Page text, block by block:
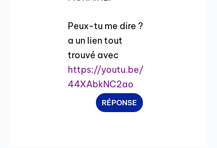
Peux-tu me dire ?
a un lien tout
trouvé avec
https://youtu.be/
44XAbkNC2ao
RÉPONSE